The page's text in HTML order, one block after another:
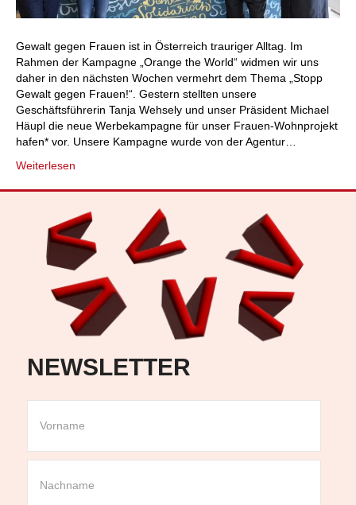
Gewalt gegen Frauen ist in Österreich trauriger Alltag. Im
Rahmen der Kampagne „Orange the World“ widmen wir uns
daher in den nächsten Wochen vermehrt dem Thema „Stopp
Gewalt gegen Frauen!“. Gestern stellten unsere
Geschäftsführerin Tanja Wehsely und unser Präsident Michael
Häupl die neue Werbekampagne für unser Frauen-Wohnprojekt
hafen* vor. Unsere Kampagne wurde von der Agentur…
Weiterlesen
NEWSLETTER